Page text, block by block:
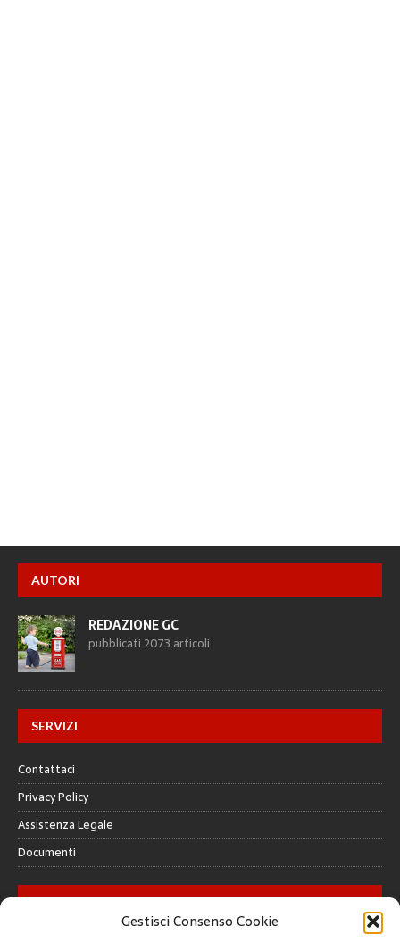
Gestisci Consenso Cookie
AUTORI
REDAZIONE GC
pubblicati 2073 articoli
SERVIZI
Contattaci
Privacy Policy
Assistenza Legale
Documenti
GALLERY